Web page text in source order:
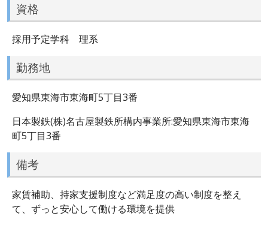
資格
採用予定学科 理系
勤務地
愛知県東海市東海町5丁目3番
日本製鉄(株)名古屋製鉄所構内事業所:愛知県東海市東海
町5丁目3番
備考
家賃補助、持家支援制度など満足度の高い制度を整え
て、ずっと安心して働ける環境を提供